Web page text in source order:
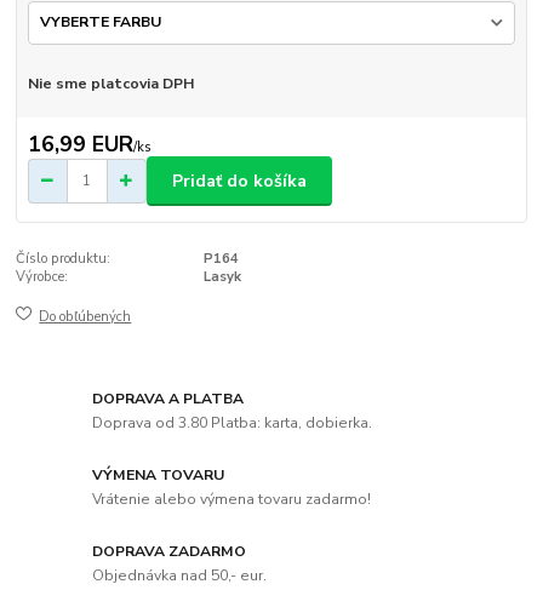
Nie sme platcovia DPH
16,99 EUR/ks
Pridať do košíka
Číslo produktu:
P164
Výrobce:
Lasyk
Do obľúbených
DOPRAVA A PLATBA
Doprava od 3.80 Platba: karta, dobierka.
VÝMENA TOVARU
Vrátenie alebo výmena tovaru zadarmo!
DOPRAVA ZADARMO
Objednávka nad 50,- eur.